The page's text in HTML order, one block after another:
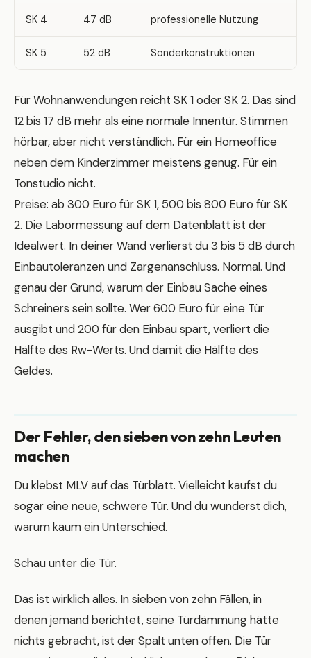
SK 4 47 dB professionelle Nutzung
SK 5 52 dB Sonderkonstruktionen
Für Wohnanwendungen reicht SK 1 oder SK 2. Das sind
12 bis 17 dB mehr als eine normale Innentür. Stimmen
hörbar, aber nicht verständlich. Für ein Homeoffice
neben dem Kinderzimmer meistens genug. Für ein
Tonstudio nicht.
Preise: ab 300 Euro für SK 1, 500 bis 800 Euro für SK
2. Die Labormessung auf dem Datenblatt ist der
Idealwert. In deiner Wand verlierst du 3 bis 5 dB durch
Einbautoleranzen und Zargenanschluss. Normal. Und
genau der Grund, warum der Einbau Sache eines
Schreiners sein sollte. Wer 600 Euro für eine Tür
ausgibt und 200 für den Einbau spart, verliert die
Hälfte des Rw-Werts. Und damit die Hälfte des
Geldes.
Der Fehler, den sieben von zehn Leuten
machen
Du klebst MLV auf das Türblatt. Vielleicht kaufst du
sogar eine neue, schwere Tür. Und du wunderst dich,
warum kaum ein Unterschied.
Schau unter die Tür.
Das ist wirklich alles. In sieben von zehn Fällen, in
denen jemand berichtet, seine Türdämmung hätte
nichts gebracht, ist der Spalt unten offen. Die Tür